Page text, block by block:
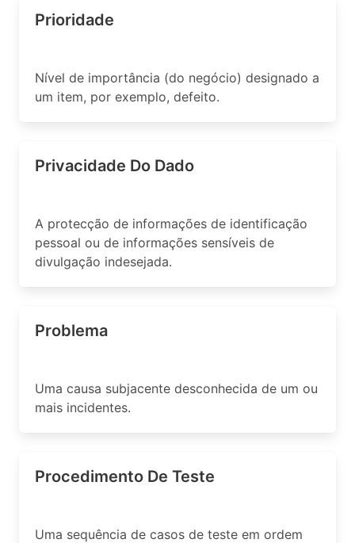
Prioridade
Nível de importância (do negócio) designado a
um item, por exemplo, defeito.
Privacidade Do Dado
A protecção de informações de identificação
pessoal ou de informações sensíveis de
divulgação indesejada.
Problema
Uma causa subjacente desconhecida de um ou
mais incidentes.
Procedimento De Teste
Uma sequência de casos de teste em ordem